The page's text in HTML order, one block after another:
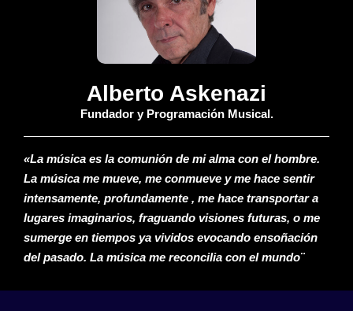
Alberto Askenazi
Fundador y Programación Musical.
«La música es la comunión de mi alma con el hombre.
La música me mueve, me conmueve y me hace sentir
intensamente, profundamente , me hace transportar a
lugares imaginarios, fraguando visiones futuras, o me
sumerge en tiempos ya vividos evocando ensoñación
del pasado. La música me reconcilia con el mundo¨